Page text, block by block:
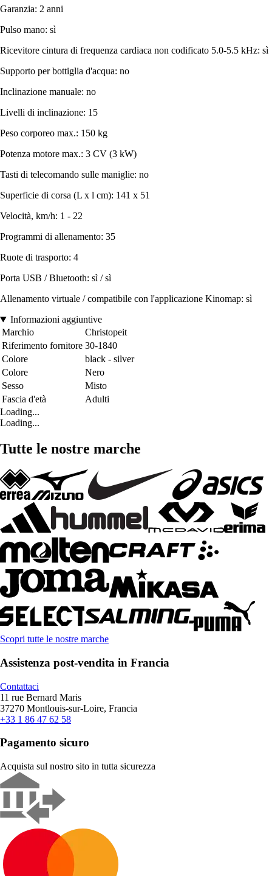
Garanzia: 2 anni
Pulso mano: sì
Ricevitore cintura di frequenza cardiaca non codificato 5.0-5.5 kHz: sì
Supporto per bottiglia d'acqua: no
Inclinazione manuale: no
Livelli di inclinazione: 15
Peso corporeo max.: 150 kg
Potenza motore max.: 3 CV (3 kW)
Tasti di telecomando sulle maniglie: no
Superficie di corsa (L x l cm): 141 x 51
Velocità, km/h: 1 - 22
Programmi di allenamento: 35
Ruote di trasporto: 4
Porta USB / Bluetooth: sì / sì
Allenamento virtuale / compatibile con l'applicazione Kinomap: sì
Informazioni aggiuntive
Marchio
Christopeit
Riferimento fornitore 30-1840
Colore
black - silver
Colore
Nero
Sesso
Misto
Fascia d'età
Adulti
Loading...
Loading...
Tutte le nostre marche
Scopri tutte le nostre marche
Assistenza post-vendita in Francia
Contattaci
11 rue Bernard Maris
37270 Montlouis-sur-Loire, Francia
+33 1 86 47 62 58
Pagamento sicuro
Acquista sul nostro sito in tutta sicurezza